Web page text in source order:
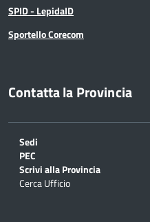
SPID - LepidaID
Sportello Corecom
Contatta la Provincia
Sedi
PEC
Scrivi alla Provincia
Cerca Ufficio